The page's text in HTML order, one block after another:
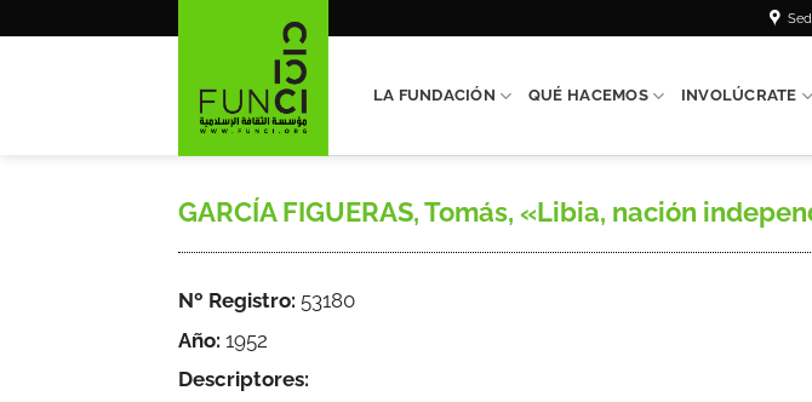
LA FUNDACIÓN QUÉ HACEMOS INVOLÚCRATE
GARCÍA FIGUERAS, Tomás, «Libia, nación
Nº Registro: 53180
Año: 1952
Descriptores: